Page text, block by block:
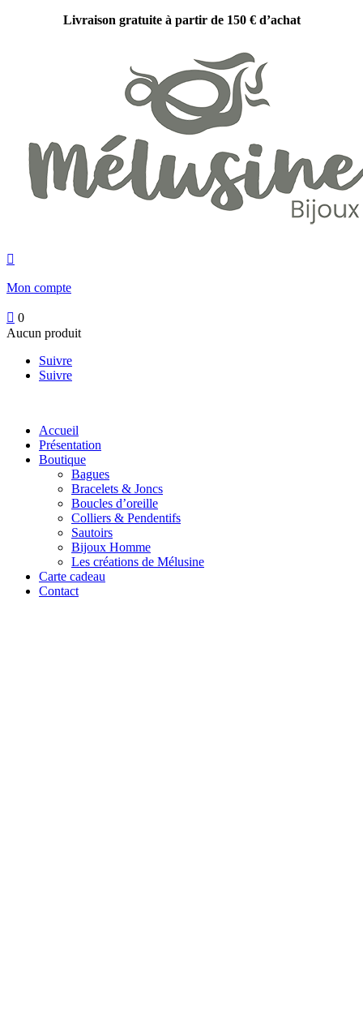
Livraison gratuite à partir de 150 € d’achat

Mon compte
 0
Aucun produit
Suivre
Suivre
Accueil
Présentation
Boutique
Bagues
Bracelets & Joncs
Boucles d’oreille
Colliers & Pendentifs
Sautoirs
Bijoux Homme
Les créations de Mélusine
Carte cadeau
Contact